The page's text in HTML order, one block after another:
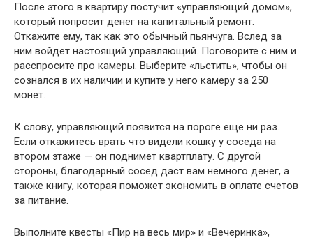
После этого в квартиру постучит «управляющий домом»,
который попросит денег на капитальный ремонт.
Откажите ему, так как это обычный пьянчуга. Вслед за
ним войдет настоящий управляющий. Поговорите с ним и
расспросите про камеры. Выберите «льстить», чтобы он
сознался в их наличии и купите у него камеру за 250
монет.
К слову, управляющий появится на пороге еще ни раз.
Если откажитесь врать что видели кошку у соседа на
втором этаже — он поднимет квартплату. С другой
стороны, благодарный сосед даст вам немного денег, а
также книгу, которая поможет экономить в оплате счетов
за питание.
Выполните квесты «Пир на весь мир» и «Вечеринка»,